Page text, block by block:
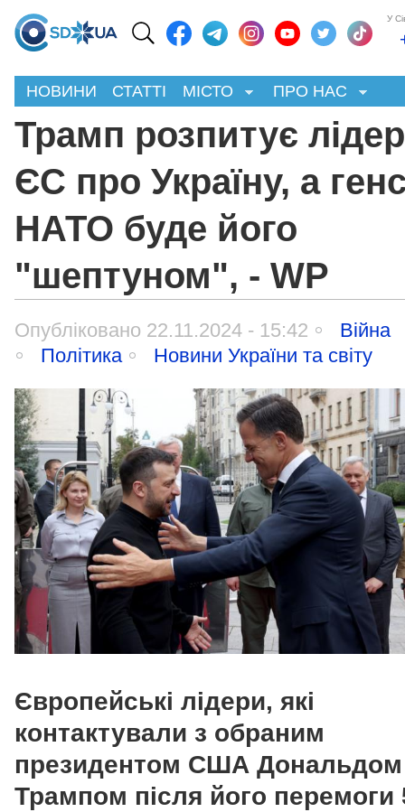
У
НОВИНИ СТАТТІ МІСТО ПРО НАС
Трамп розпитує
ЄС про Україну, а
НАТО буде його
"шептуном", - WP
Опубліковано 22.11.2024 - 15:42
Війна
Політика
Новини України та світу
Європейські лідери, які
контактували з обраним
президентом США Дональдом
Трампом після його перемоги